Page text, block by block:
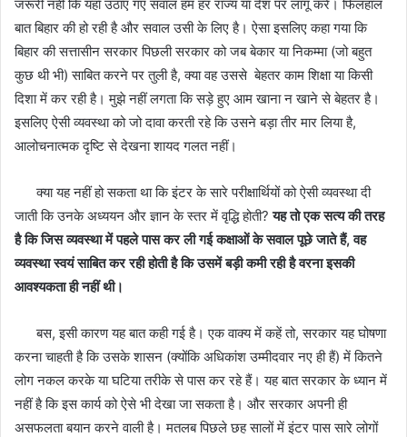
जरूरी नहीं कि यहाँ उठाए गए सवाल हम हर राज्य या देश पर लागू करें। फिलहाल
बात बिहार की हो रही है और सवाल उसी के लिए है। ऐसा इसलिए कहा गया कि
बिहार की सत्तासीन सरकार पिछली सरकार को जब बेकार या निकम्मा (जो बहुत
कुछ थी भी) साबित करने पर तुली है, क्या वह उससे बेहतर काम शिक्षा या किसी
दिशा में कर रही है। मुझे नहीं लगता कि सड़े हुए आम खाना न खाने से बेहतर है।
इसलिए ऐसी व्यवस्था को जो दावा करती रहे कि उसने बड़ा तीर मार लिया है,
आलोचनात्मक दृष्टि से देखना शायद गलत नहीं।
क्या यह नहीं हो सकता था कि इंटर के सारे परीक्षार्थियों को ऐसी व्यवस्था दी
जाती कि उनके अध्ययन और ज्ञान के स्तर में वृद्धि होती?यह तो एक सत्य की तरह
है कि जिस व्यवस्था में पहले पास कर ली गई कक्षाओं के सवाल पूछे जाते हैं,वह
व्यवस्था स्वयं साबित कर रही होती है कि उसमें बड़ी कमी रही है वरना इसकी
आवश्यकता ही नहीं थी।
बस, इसी कारण यह बात कही गई है। एक वाक्य में कहें तो, सरकार यह घोषणा
करना चाहती है कि उसके शासन (क्योंकि अधिकांश उम्मीदवार नए ही हैं) में कितने
लोग नकल करके या घटिया तरीके से पास कर रहे हैं। यह बात सरकार के ध्यान में
नहीं है कि इस कार्य को ऐसे भी देखा जा सकता है। और सरकार अपनी ही
असफलता बयान करने वाली है। मतलब पिछले छह सालों में इंटर पास सारे लोगों